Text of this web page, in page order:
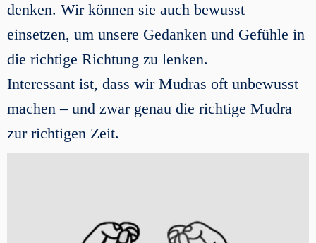
denken. Wir können sie auch bewusst
einsetzen, um unsere Gedanken und Gefühle in
die richtige Richtung zu lenken.
Interessant ist, dass wir Mudras oft unbewusst
machen – und zwar genau die richtige Mudra
zur richtigen Zeit.